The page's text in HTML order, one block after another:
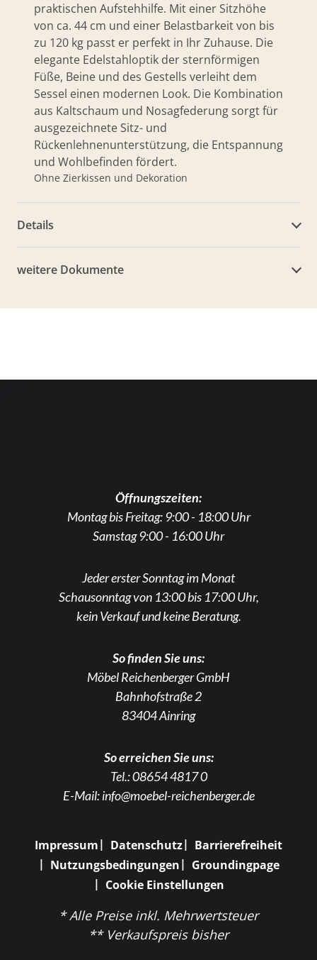
praktischen Aufstehhilfe. Mit einer Sitzhöhe
von ca. 44 cm und einer Belastbarkeit von bis
zu 120 kg passt er perfekt in Ihr Zuhause. Die
elegante Edelstahloptik der sternförmigen
Füße, Beine und des Gestells verleiht dem
Sessel einen modernen Look. Die Kombination
aus Kaltschaum und Nosagfederung sorgt für
ausgezeichnete Sitz- und
Rückenlehnenunterstützung, die Entspannung
und Wohlbefinden fördert.
Ohne Zierkissen und Dekoration
Details
weitere Dokumente
Öffnungszeiten:
Montag bis Freitag: 9:00 - 18:00 Uhr
Samstag 9:00 - 16:00 Uhr
Jeder erster Sonntag im Monat
Schausonntag von 13:00 bis 17:00 Uhr,
kein Verkauf und keine Beratung.
So finden Sie uns:
Möbel Reichenberger GmbH
Bahnhofstraße 2
83404 Ainring
So erreichen Sie uns:
Tel.:08654 4817 0
E-Mail:info@moebel-reichenberger.de
Impressum Datenschutz
Barrierefreiheit
Nutzungsbedingungen
Groundingpage
Cookie Einstellungen
* Alle Preise inkl. Mehrwertsteuer
** Verkaufspreis bisher